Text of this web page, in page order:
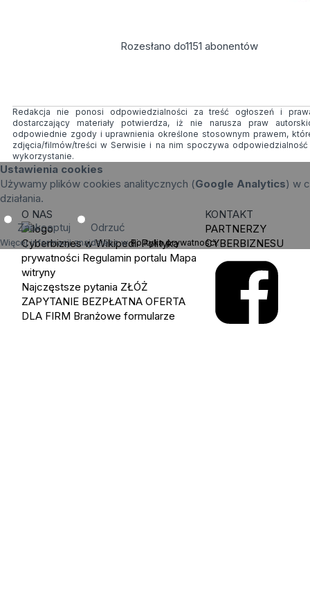
Rozesłano do1151 abonentów
Redakcja nie ponosi odpowiedzialności za treść ogłoszeń i
dostarczający materiały potwierdza, iż nie narusza praw
odpowiednie zgody i uprawnienia określone stosownym prawem,
zdjęcia/filmów/treści w Serwisie i na nim spoczywa
wykorzystanie.
Ustawienia cookies
Używamy plików cookies analitycznych (Google Analytics) w
działania.
Zaakceptuj Odrzuć
Więcej informacji znajdziesz wPolityka prywatności.
O NAS
Cyberbiznes w Wikipedii Polityka
prywatności Regulamin portalu Mapa
witryny
Najczęstsze pytania ZŁÓŻ
ZAPYTANIE BEZPŁATNA OFERTA
DLA FIRM Branżowe formularze
KONTAKT
PARTNERZY
CYBERBIZNESU